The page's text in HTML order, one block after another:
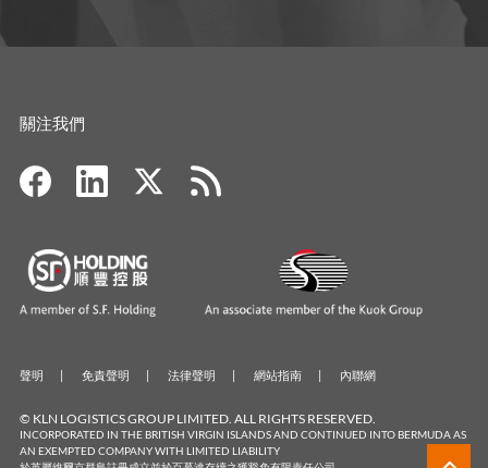
關注我們
© KLN LOGISTICS GROUP LIMITED. ALL RIGHTS RESERVED.
INCORPORATED IN THE BRITISH VIRGIN ISLANDS AND CONTINUED INTO BERMUDA AS
AN EXEMPTED COMPANY WITH LIMITED LIABILITY
聲明 免責聲明 法律聲明 網站指南 內聯網